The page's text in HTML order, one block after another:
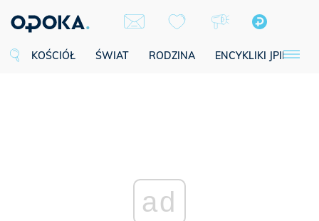
KOŚCIÓŁ ŚWIAT RODZINA ENCYKLIKI JPII
ad